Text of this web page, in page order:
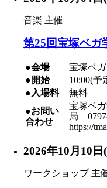
音楽 主催
第25回宝塚ベガ
●会場
宝塚ベ
●開始
10:00(予
●入場料
無料
●お問い
合わせ
宝塚ベ
局 0797-
https://
2026年10月10日
ワークショップ 主